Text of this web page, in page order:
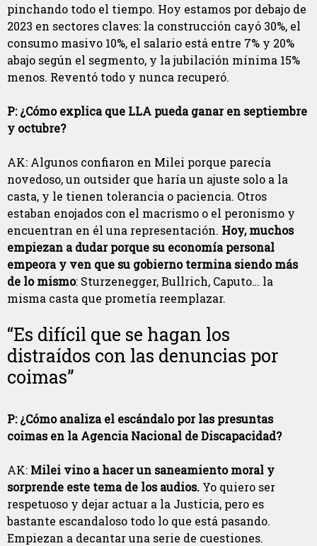
pinchando todo el tiempo. Hoy estamos por debajo de
2023 en sectores claves: la construcción cayó 30%, el
consumo masivo 10%, el salario está entre 7% y 20%
abajo según el segmento, y la jubilación mínima 15%
menos. Reventó todo y nunca recuperó.
P: ¿Cómo explica que LLA pueda ganar en septiembre
y octubre?
AK: Algunos confiaron en Milei porque parecía
novedoso, un outsider que haría un ajuste solo a la
casta, y le tienen tolerancia o paciencia. Otros
estaban enojados con el macrismo o el peronismo y
encuentran en él una representación. Hoy, muchos
empiezan a dudar porque su economía personal
empeora y ven que su gobierno termina siendo más
de lo mismo: Sturzenegger, Bullrich, Caputo… la
misma casta que prometía reemplazar.
“Es difícil que se hagan los
distraídos con las denuncias por
coimas”
P: ¿Cómo analiza el escándalo por las presuntas
coimas en la Agencia Nacional de Discapacidad?
AK: Milei vino a hacer un saneamiento moral y
sorprende este tema de los audios. Yo quiero ser
respetuoso y dejar actuar a la Justicia, pero es
bastante escandaloso todo lo que está pasando.
Empiezan a decantar una serie de cuestiones.